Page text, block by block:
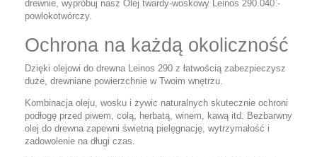
drewnie, wypróbuj nasz Olej twardy-woskowy Leinos 290.040 -
powlokotwórczy.
Ochrona na każdą okoliczność
Dzięki olejowi do drewna Leinos 290 z łatwością zabezpieczysz
duże, drewniane powierzchnie w Twoim wnętrzu.
Kombinacja oleju, wosku i żywic naturalnych skutecznie ochroni
podłogę przed piwem, colą, herbatą, winem, kawą itd. Bezbarwny
olej do drewna zapewni świetną pielęgnację, wytrzymałość i
zadowolenie na długi czas.